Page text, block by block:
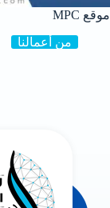
موقع MPC
من أعمالنا